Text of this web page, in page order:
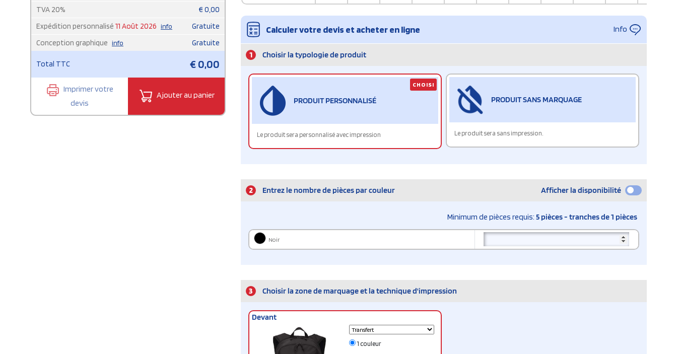
TVA 20% € 0,00
Expédition personnalisé 11 Août 2026 info
Gratuite
Conception graphique info Gratuite
Total TTC €0,00
Imprimer votre
devis
Ajouter au panier
Calculer votre devis et acheter en ligne Info
1 Choisir la typologie de produit
PRODUIT PERSONNALISÉ
Le produit sera personnalisé avec impression
CHOISI
PRODUIT SANS MARQUAGE
Le produit sera sans impression.
2 Entrez le nombre de pièces par couleur Afficher la disponibilité
Minimum de pièces requis: 5 pièces - tranches de 1 pièces
Noir
3 Choisir la zone de marquage et la technique d'impression
Devant
1 couleur